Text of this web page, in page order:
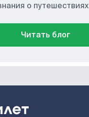
о путешествиях
Читать блог